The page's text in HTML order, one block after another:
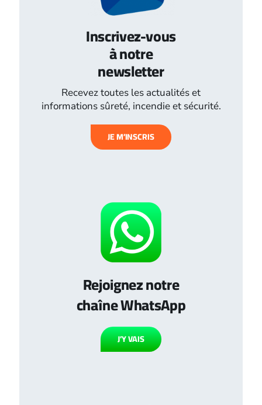
Inscrivez-vous
à notre
newsletter
Recevez toutes les actualités et
informations sûreté, incendie et sécurité.
JE M’INSCRIS
Rejoignez notre
chaîne WhatsApp
J’Y VAIS